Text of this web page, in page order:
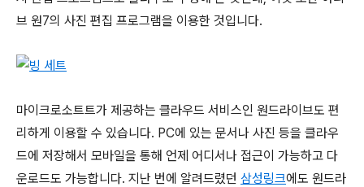
브 원7의 사진 편집 프로그램을 이용한 것입니다.
마이크로소트트가 제공하는 클라우드 서비스인 원드라이브도 편
리하게 이용할 수 있습니다. PC에 있는 문서나 사진 등을 클라우
드에 저장해서 모바일을 통해 언제 어디서나 접근이 가능하고 다
운로드도 가능합니다. 지난 번에 알려드렸던 삼성링크에도 원드라